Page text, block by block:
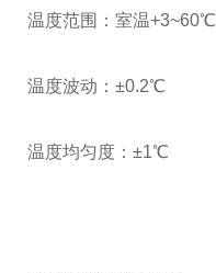
温度范围：室温+3~60℃
温度波动：±0.2℃
温度均匀度：±1℃